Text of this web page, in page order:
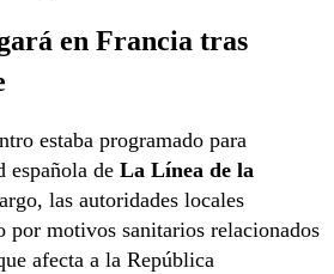
en Francia tras
estaba programado para
española de La Línea de la
las autoridades locales
por motivos sanitarios relacionados
afecta a la República